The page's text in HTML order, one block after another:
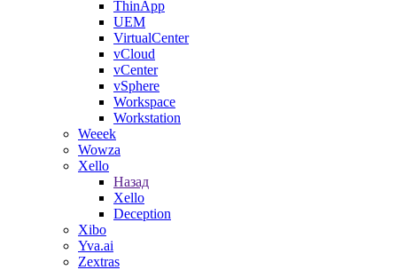
ThinApp
UEM
VirtualCenter
vCloud
vCenter
vSphere
Workspace
Workstation
Weeek
Wowza
Xello
Назад
Xello
Deception
Xibo
Yva.ai
Zextras